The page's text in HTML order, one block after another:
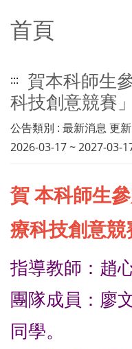
首頁
:::
賀本科師生
科技創意競賽
公告類別 : 最新消息 更
2026-03-17 ~ 2027-03-
賀 本科師生
療科技創意
指導教師：趙
團隊成員：廖
同學。